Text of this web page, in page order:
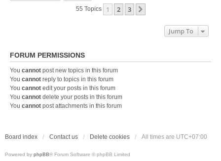
55 Topics 1 2 3
Jump To
FORUM PERMISSIONS
You cannot post new topics in this forum
You cannot reply to topics in this forum
You cannot edit your posts in this forum
You cannot delete your posts in this forum
You cannot post attachments in this forum
Board index Contact us Delete cookies All times are UTC+07:00
Powered by phpBB® Forum Software © phpBB Limited